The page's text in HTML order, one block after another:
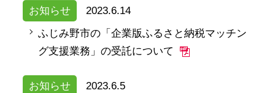
お知らせ
2023.6.14
ふじみ野市の「企業版ふるさと納税マッチン
グ支援業務」の受託について
お知らせ
2023.6.5